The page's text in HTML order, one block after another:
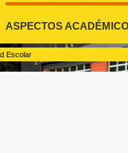
ASPECTOS
Escolar